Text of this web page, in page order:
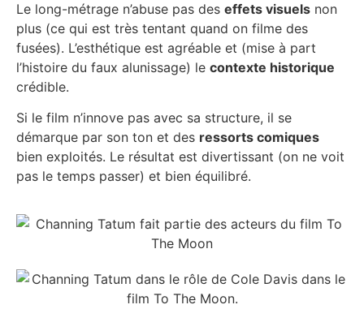
Le long-métrage n’abuse pas des effets visuels non
plus (ce qui est très tentant quand on filme des
fusées). L’esthétique est agréable et (mise à part
l’histoire du faux alunissage) le contexte historique
crédible.
Si le film n’innove pas avec sa structure, il se
démarque par son ton et des ressorts comiques
bien exploités. Le résultat est divertissant (on ne voit
pas le temps passer) et bien équilibré.